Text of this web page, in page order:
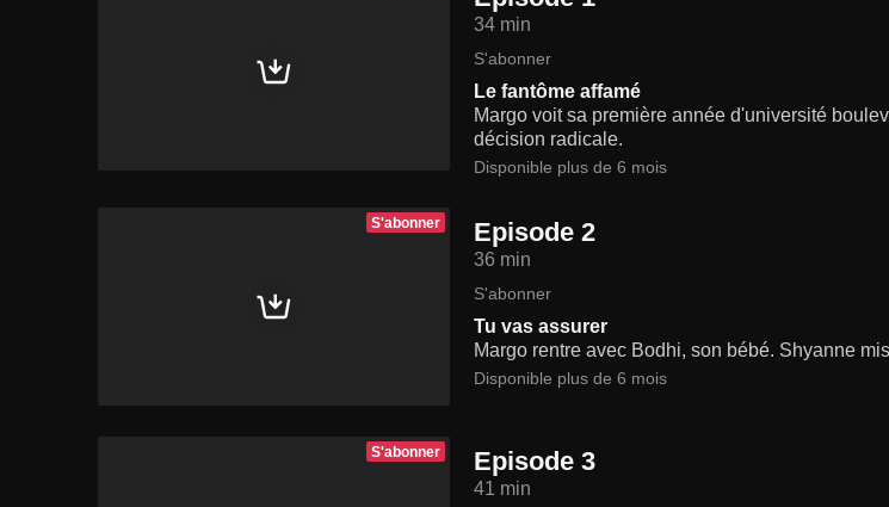
34 min
S'abonner
Le fantôme affamé
Margo voit sa première année d'université
décision radicale.
Disponible plus de 6 mois
S'abonner Episode 2
36 min
S'abonner
Tu vas assurer
Margo rentre avec Bodhi, son bébé. Shyanne
Disponible plus de 6 mois
S'abonner Episode 3
41 min